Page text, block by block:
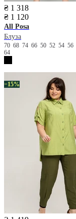
₴ 1 318
₴ 1 120
All Posa
Блуза
70 68 74 66 50 52 54 56
64
−15%